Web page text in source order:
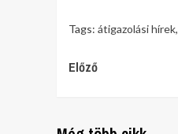
Tags: átigazolási hírek,
Continue
Előző